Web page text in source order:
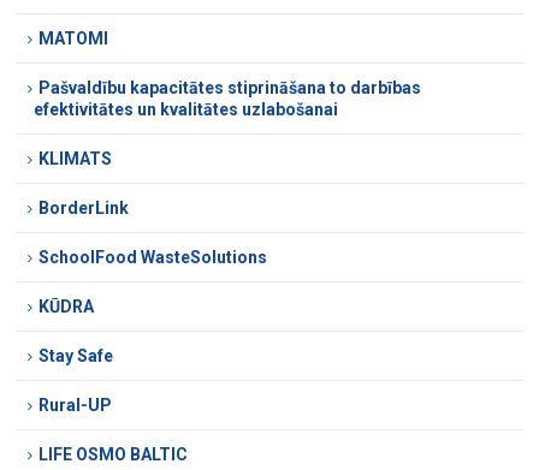
MATOMI
Pašvaldību kapacitātes stiprināšana to darbības
efektivitātes un kvalitātes uzlabošanai
KLIMATS
BorderLink
SchoolFood WasteSolutions
KŪDRA
Stay Safe
Rural-UP
LIFE OSMO BALTIC